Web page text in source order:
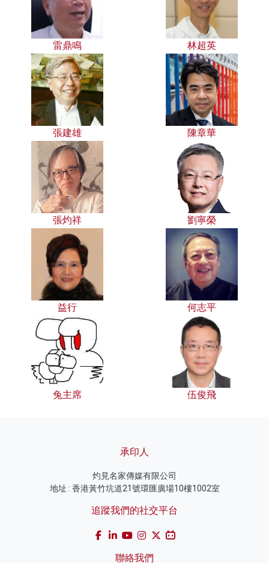
雷鼎鳴 林超英
張建雄 陳章華
張灼祥 劉寧榮
益行 何志平
兔主席 伍俊飛
承印人
灼見名家傳媒有限公司
地址 : 香港黃竹坑道21號環匯廣場10樓1002室
追蹤我們的社交平台
聯絡我們